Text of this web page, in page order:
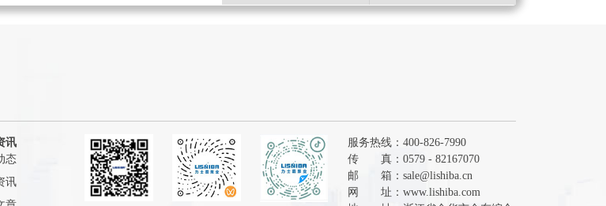
地点：山东省临汾市
力士霸泵业-保定经销商 点击查看
地点：河北省保定市北大街
电话：400-826-7990
讯
态
讯
服务热线：400-826-7990
传 真：0579 - 82167070
邮 箱： sale@lishiba.cn
网 址： www.lishiba.com